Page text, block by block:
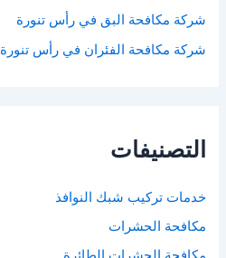
شركة مكافحة البق في رأس تنورة
شركة مكافحة الفئران في رأس تنورة
التصنيفات
خدمات تركيب شبك النوافذ
مكافحة الحشرات